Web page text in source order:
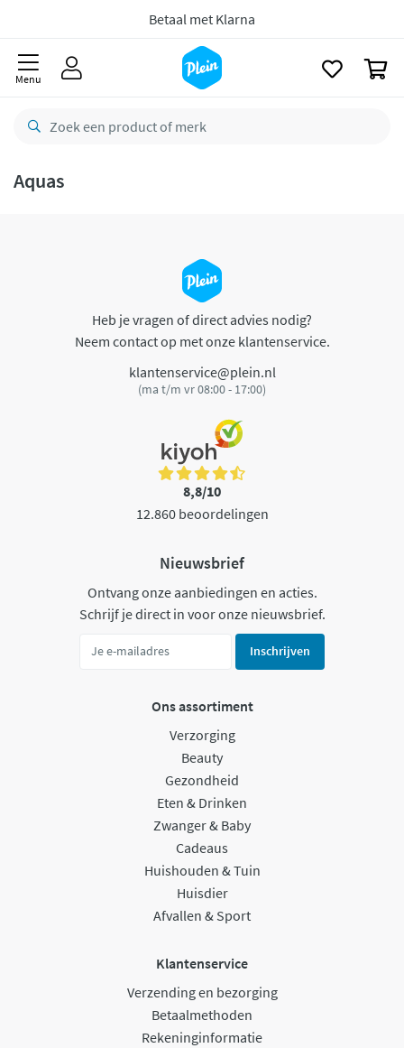
Betaal met Klarna
Menu
Aquas
Heb je vragen of direct advies nodig?
Neem contact op met onze klantenservice.
klantenservice@plein.nl
(ma t/m vr 08:00 - 17:00)
8,8/10
12.860 beoordelingen
Nieuwsbrief
Ontvang onze aanbiedingen en acties.
Schrijf je direct in voor onze nieuwsbrief.
Inschrijven
Ons assortiment
Verzorging
Beauty
Gezondheid
Eten & Drinken
Zwanger & Baby
Cadeaus
Huishouden & Tuin
Huisdier
Afvallen & Sport
Klantenservice
Verzending en bezorging
Betaalmethoden
Rekeninginformatie